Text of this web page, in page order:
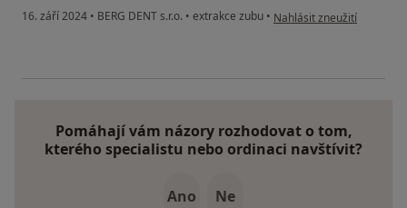
16. září 2024 • BERG DENT s.r.o. • extrakce zubu • podle názoru uživatele
Nahlásit zneužití
Pomáhají vám názory rozhodovat o tom,
kterého specialistu nebo ordinaci navštívit?
Ano Ne